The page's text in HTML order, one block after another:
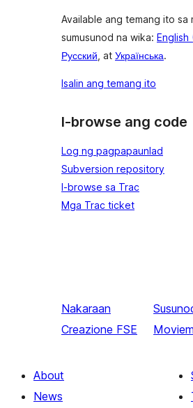
Available ang temang ito sa
sumusunod na wika: English
Русский, at Українська.
Isalin ang temang ito
I-browse ang code
Log ng pagpapaunlad
Subversion repository
I-browse sa Trac
Mga Trac ticket
Nakaraan
Creazione FSE
About
News